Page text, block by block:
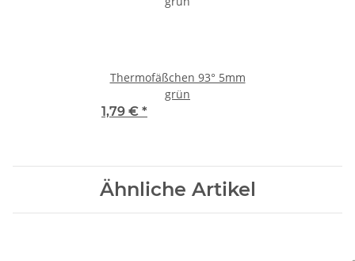
Thermofäßchen 93° 5mm
grün
1,79 € *
Ähnliche Artikel